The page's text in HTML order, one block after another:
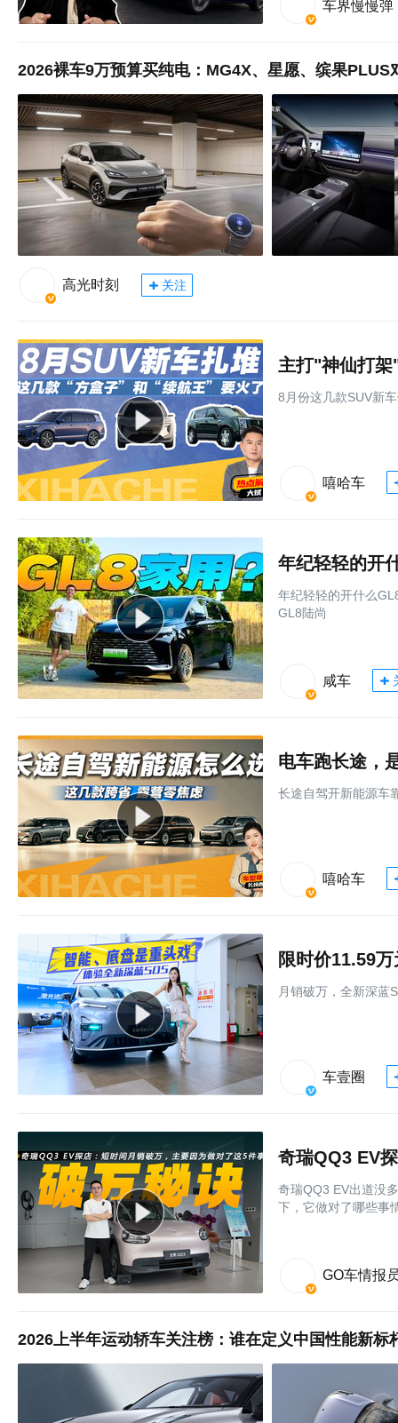
车界慢慢弹
2026裸车9万预算买纯电：MG4X、星愿、缤果PLUS
高光时刻 关注
主打"神仙打
8月份这几款SUV新
嘻哈车
年纪轻轻的开
年纪轻轻的开什么
GL8陆尚
咸车
电车跑长途，
长途自驾开新能源车
嘻哈车
限时价11.59
月销破万，全新深蓝
车壹圈
奇瑞QQ3 EV出道没
下，它做对了哪些事
GO车情报
2026上半年运动轿车关注榜：谁在定义中国性能新标